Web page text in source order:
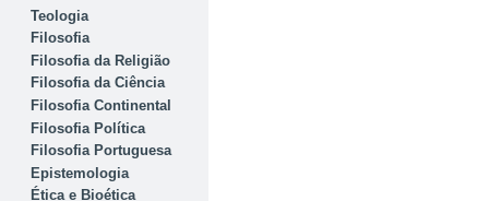
Teologia
Filosofia
Filosofia da Religião
Filosofia da Ciência
Filosofia Continental
Filosofia Política
Filosofia Portuguesa
Epistemologia
Ética e Bioética